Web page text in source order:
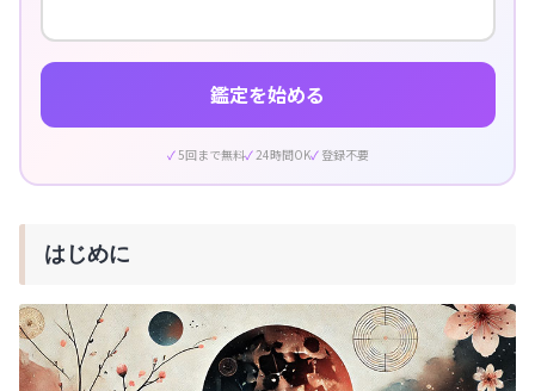
鑑定を始める
5回まで無料 24時間OK 登録不要
はじめに